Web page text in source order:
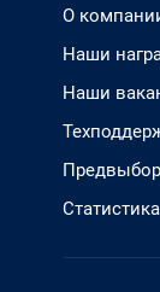
О
Наши
Наши